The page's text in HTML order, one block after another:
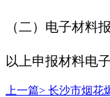
（二）电子材料
以上申报材料电
上一篇> 长沙市烟花